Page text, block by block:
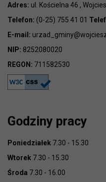
Adres: ul. Kościelna 46 ,
Telefon: (0-25) 755 41 01
E-mail:
NIP: 8252080020
REGON: 711582530
Godziny pracy
Poniedziałek 7.30 - 15.30
Wtorek 7.30 - 15.30
Środa 7.30 - 16.00